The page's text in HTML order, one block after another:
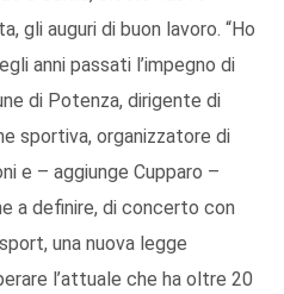
gli auguri di buon lavoro. “Ho
anni passati l’impegno di
di Potenza, dirigente di
sportiva, organizzatore di
e – aggiunge Cupparo –
a definire, di concerto con
una nuova legge
l’attuale che ha oltre 20